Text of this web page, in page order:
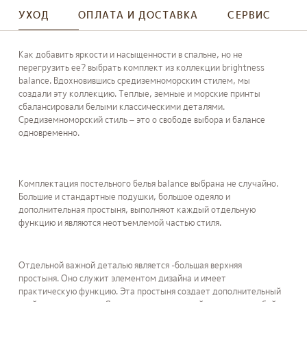
УХОД
ОПЛАТА И ДОСТАВКА СЕРВИС
Как добавить яркости и насыщенности в спальне, но не
перегрузить ее? выбрать комплект из коллекции brightness
balance. Вдохновившись средиземноморским стилем, мы
создали эту коллекцию. Теплые, земные и морские принты
сбалансировали белыми классическими деталями.
Средиземноморский стиль – это о свободе выбора и балансе
одновременно.
Комплектация постельного белья balance выбрана не случайно.
Большие и стандартные подушки, большое одеяло и
дополнительная простыня, выполняют каждый отдельную
функцию и являются неотъемлемой частью стиля.
Отдельной важной деталью является -большая верхняя
простыня. Оно служит элементом дизайна и имеет
практическую функцию. Эта простыня создает дополнительный
слой защиты одеяла. Является универсальной вещью под любой